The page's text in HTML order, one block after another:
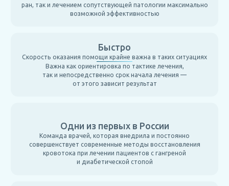
ран, так и лечением сопутствующей патологии максимально
возможной эффективностью
Быстро
Скорость оказания помощи крайне важна в таких ситуациях
Важна как ориентировка по тактике лечения,
так и непосредственно срок начала лечения —
от этого зависит результат
Одни из первых в России
Команда врачей, которая внедрила и постоянно
совершенствует современные методы восстановления
кровотока при лечении пациентов с гангреной
и диабетической стопой